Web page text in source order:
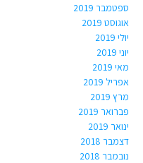
ספטמבר 2019
אוגוסט 2019
יולי 2019
יוני 2019
מאי 2019
אפריל 2019
מרץ 2019
פברואר 2019
ינואר 2019
דצמבר 2018
נובמבר 2018